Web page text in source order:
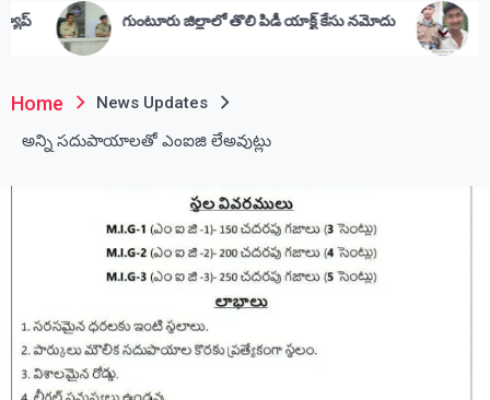
జిల్లాలో తొలి పిడీ యాక్ట్ కేసు నమోదు అమర జవాన్‌కు సీఎం జగన్
Home
News Updates
అన్ని సదుపాయాలతో ఎంఐజి లేఅవుట్లు